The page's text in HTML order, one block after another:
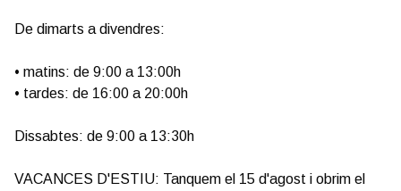
De dimarts a divendres:
• matins: de 9:00 a 13:00h
• tardes: de 16:00 a 20:00h
Dissabtes: de 9:00 a 13:30h
VACANCES D'ESTIU: Tanquem el 15 d'agost i obrim el